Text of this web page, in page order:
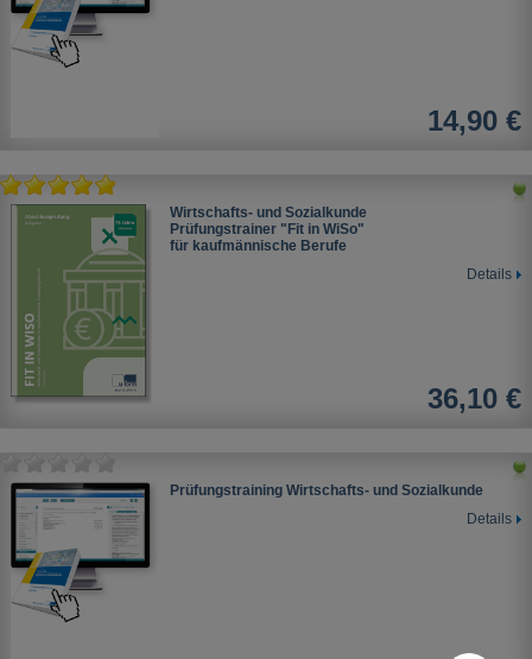
14,90 €
Wirtschafts- und Sozialkunde
Prüfungstrainer "Fit in WiSo"
für kaufmännische Berufe
Details
36,10 €
Prüfungstraining Wirtschafts- und Sozialkunde
Details